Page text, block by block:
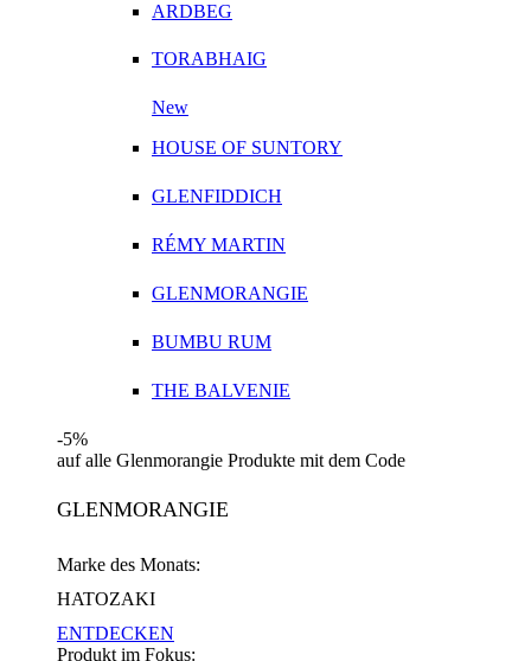
ARDBEG
TORABHAIG
New
HOUSE OF SUNTORY
GLENFIDDICH
RÉMY MARTIN
GLENMORANGIE
BUMBU RUM
THE BALVENIE
-5%
auf alle Glenmorangie Produkte mit dem Code
GLENMORANGIE
Marke des Monats:
HATOZAKI
ENTDECKEN
Produkt im Fokus: